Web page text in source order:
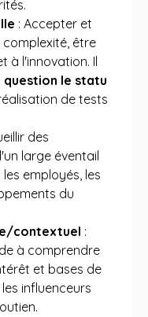
: Accepter et
être
à l'innovation. Il
le statu
de tests
des
large éventail
employés, les
du
contextuel :
à comprendre
et bases de
influenceurs